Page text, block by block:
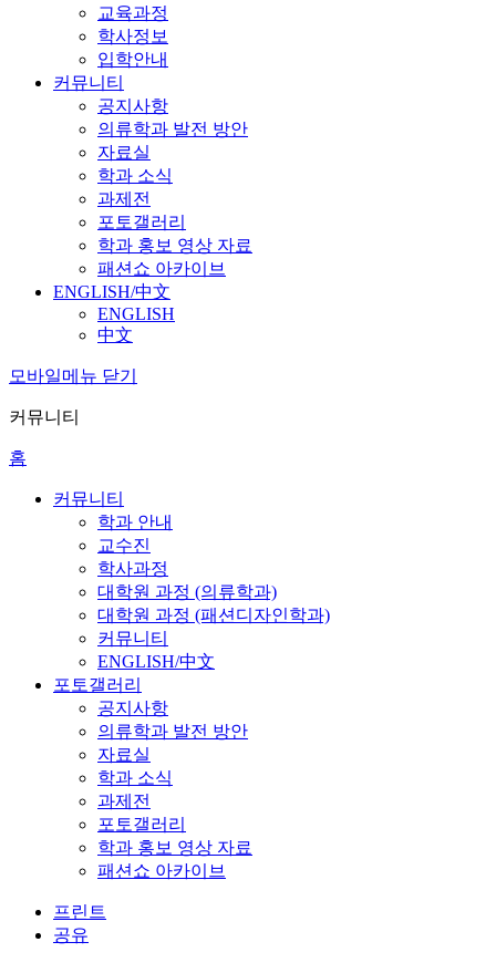
교육과정
학사정보
입학안내
커뮤니티
공지사항
의류학과 발전 방안
자료실
학과 소식
과제전
포토갤러리
학과 홍보 영상 자료
패션쇼 아카이브
ENGLISH/中文
ENGLISH
中文
모바일메뉴 닫기
커뮤니티
홈
커뮤니티
학과 안내
교수진
학사과정
대학원 과정 (의류학과)
대학원 과정 (패션디자인학과)
커뮤니티
ENGLISH/中文
포토갤러리
공지사항
의류학과 발전 방안
자료실
학과 소식
과제전
포토갤러리
학과 홍보 영상 자료
패션쇼 아카이브
프린트
공유